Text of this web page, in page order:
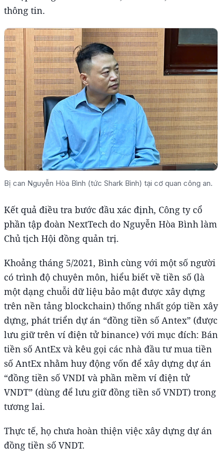
thông tin.
Bị can Nguyễn Hòa Bình (tức Shark Bình) tại cơ quan công an.
Kết quả điều tra bước đầu xác định, Công ty cổ
phần tập đoàn NextTech do Nguyễn Hòa Bình làm
Chủ tịch Hội đồng quản trị.
Khoảng tháng 5/2021, Bình cùng với một số người
có trình độ chuyên môn, hiểu biết về tiền số (là
một dạng chuỗi dữ liệu bảo mật được xây dựng
trên nền tảng blockchain) thống nhất góp tiền xây
dựng, phát triển dự án “đồng tiền số Antex” (được
lưu giữ trên ví điện tử binance) với mục đích: Bán
tiền số AntEx và kêu gọi các nhà đầu tư mua tiền
số AntEx nhằm huy động vốn để xây dựng dự án
“đồng tiền số VNDI và phần mềm ví điện tử
VNDT” (dùng để lưu giữ đồng tiền số VNDT) trong
tương lai.
Thực tế, họ chưa hoàn thiện việc xây dựng dự án
đồng tiền số VNDT.